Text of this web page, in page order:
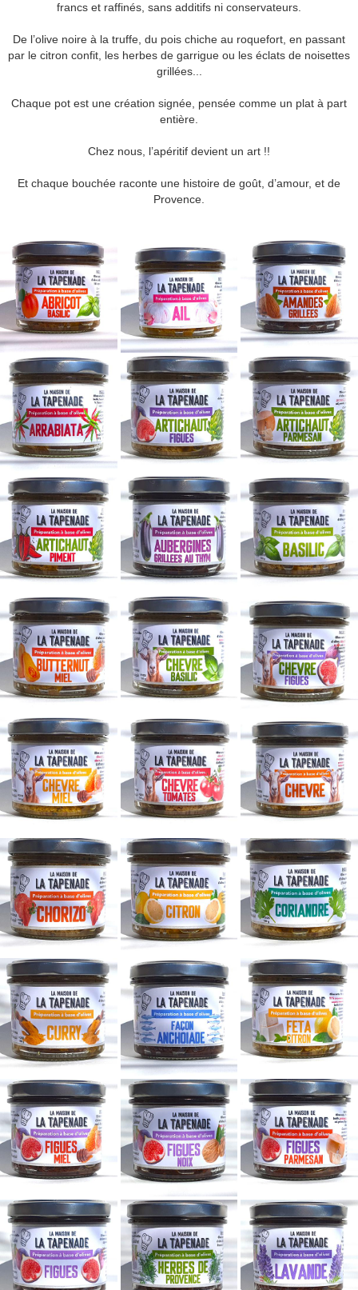
francs et raffinés, sans additifs ni conservateurs.
De l’olive noire à la truffe, du pois chiche au roquefort, en passant
par le citron confit, les herbes de garrigue ou les éclats de noisettes
grillées...
Chaque pot est une création signée, pensée comme un plat à part
entière.
Chez nous, l’apéritif devient un art !!
Et chaque bouchée raconte une histoire de goût, d’amour, et de
Provence.